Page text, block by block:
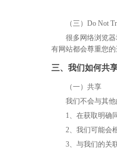
（三） Do Not
很多网络浏览
有网站都会尊重您的
三、我们如何共
（一）共享
我们不会与其
1、在获取明确
2、我们可能会
3、与我们的关